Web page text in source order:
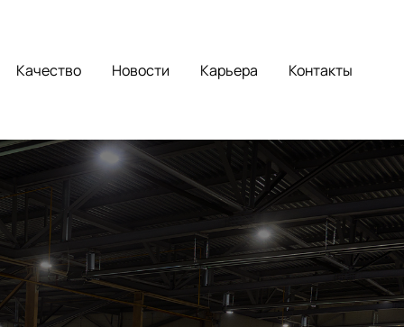
Качество Новости Карьера Контакты